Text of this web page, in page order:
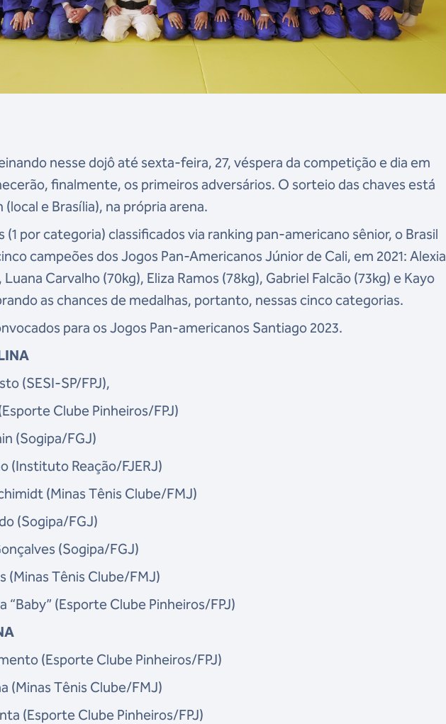
nesse dojô até sexta-feira, 27, véspera da competição e dia em
finalmente, os primeiros adversários. O sorteio das chaves está
(local e Brasília), na própria arena.
(1 por categoria) classificados via ranking pan-americano sênior, o Brasil
campeões dos Jogos Pan-Americanos Júnior de Cali, em 2021: Alexia
Carvalho (70kg), Eliza Ramos (78kg), Gabriel Falcão (73kg) e Kayo
as chances de medalhas, portanto, nessas cinco categorias.
para os Jogos Pan-americanos Santiago 2023.
(SESI-SP/FPJ),
Clube Pinheiros/FPJ)
(Sogipa/FGJ)
(Instituto Reação/FJERJ)
(Minas Tênis Clube/FMJ)
(Sogipa/FGJ)
(Sogipa/FGJ)
(Minas Tênis Clube/FMJ)
“Baby” (Esporte Clube Pinheiros/FPJ)
(Esporte Clube Pinheiros/FPJ)
(Minas Tênis Clube/FMJ)
(Esporte Clube Pinheiros/FPJ)